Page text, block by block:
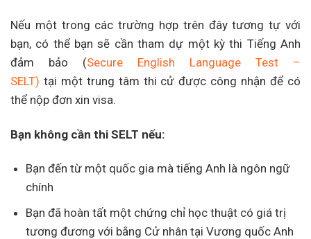
Nếu một trong các trường hợp trên đây tương tự với
bạn, có thể bạn sẽ cần tham dự một kỳ thi Tiếng Anh
đảm bảo (Secure English Language Test –
SELT) tại một trung tâm thi cử được công nhận để có
thể nộp đơn xin visa.
Bạn không cần thi SELT nếu:
Bạn đến từ một quốc gia mà tiếng Anh là ngôn ngữ
chính
Bạn đã hoàn tất một chứng chỉ học thuật có giá trị
tương đương với bằng Cử nhân tại Vương quốc Anh